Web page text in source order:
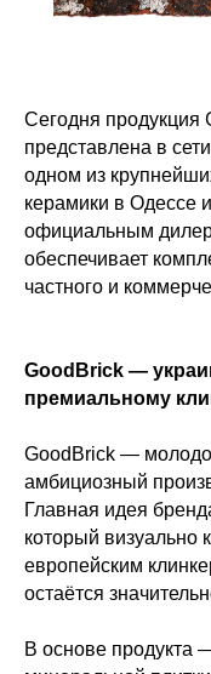
Сегодня продукция
представлена в
одном из
керамики в Одессе
официальным
обеспечивает
частного и
GoodBrick —
премиальному
GoodBrick —
амбициозный
Главная идея
который визуально
европейским
остаётся
В основе продукта